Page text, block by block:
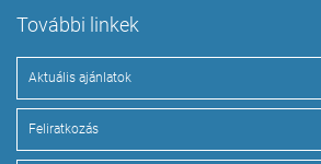
További linkek
Aktuális ajánlatok
Feliratkozás